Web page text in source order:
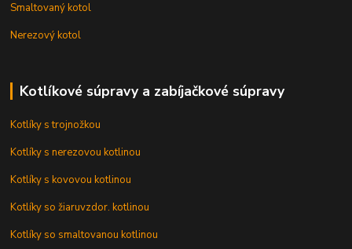
Smaltovaný kotol
Nerezový kotol
Kotlíkové súpravy a zabíjačkové súpravy
Kotlíky s trojnožkou
Kotlíky s nerezovou kotlinou
Kotlíky s kovovou kotlinou
Kotlíky so žiaruvzdor. kotlinou
Kotlíky so smaltovanou kotlinou